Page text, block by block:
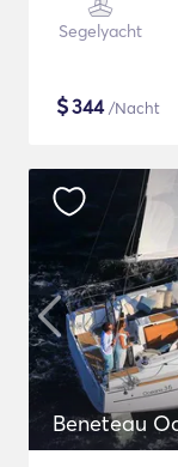
Segelyacht
$344/Nacht
Beneteau